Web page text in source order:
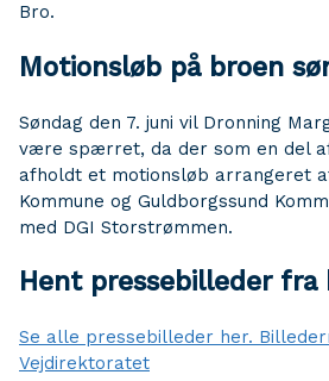
Bro.
Motionsløb på broen
Søndag den 7. juni vil Dronning
være spærret, da der som en del
afholdt et motionsløb arrangeret
Kommune og Guldborgssund
med DGI Storstrømmen.
Hent pressebilleder
Se alle pressebilleder her.
Vejdirektoratet